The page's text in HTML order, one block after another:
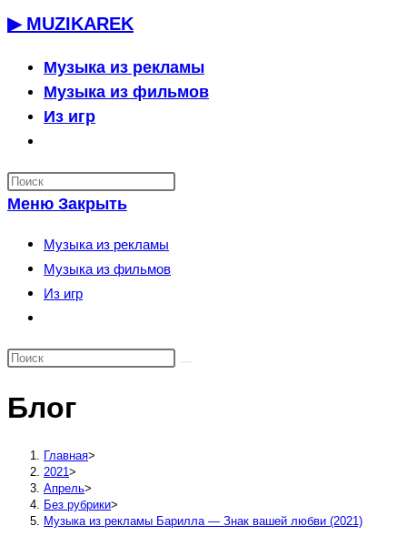
Перейти
содержимому
▶ MUZIKAREK
Музыка из рекламы
Музыка из фильмов
Из игр
по
веб-
сайту
Меню Закрыть
Музыка из рекламы
Музыка из фильмов
Из игр
по
сайту
Блог
Главная>
2021 >
Апрель>
Без рубрики>
Музыка из рекламы Барилла — Знак вашей любви (2021)